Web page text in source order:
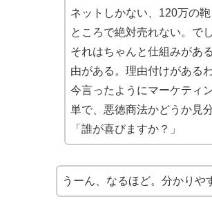
ネットしかない、120万の
ところで絶対売れない。で
それはちゃんと仕組みがあ
由がある。理由付けがある
今言ったようにマーケティ
単で、悪徳商法かどうか見
「誰が喜びますか？」
うーん、なるほど。分かりや